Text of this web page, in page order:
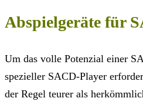
Abspielgeräte für
Um das volle Potenzial einer
spezieller SACD-Player
der Regel teurer als